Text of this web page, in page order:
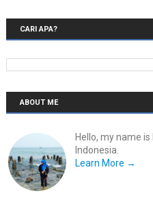
CARI APA?
ABOUT ME
Hello, my name
Indonesia.
Learn More →